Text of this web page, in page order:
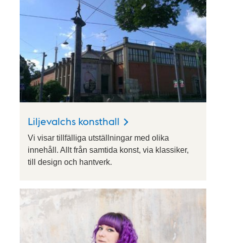
Liljevalchs konsthall
Vi visar tillfälliga utställningar med olika
innehåll. Allt från samtida konst, via klassiker,
till design och hantverk.